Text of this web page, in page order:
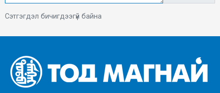
Сэтгэгдэл бичигдээгүй байна